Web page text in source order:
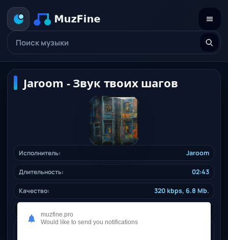
Jaroom - Звук твоих шагов
Исполнитель: Jaroom
Длительность: 02:43
Качество: 320 kbps, 6.8 Mb.
muzfine.pro
Would like to send you notifications